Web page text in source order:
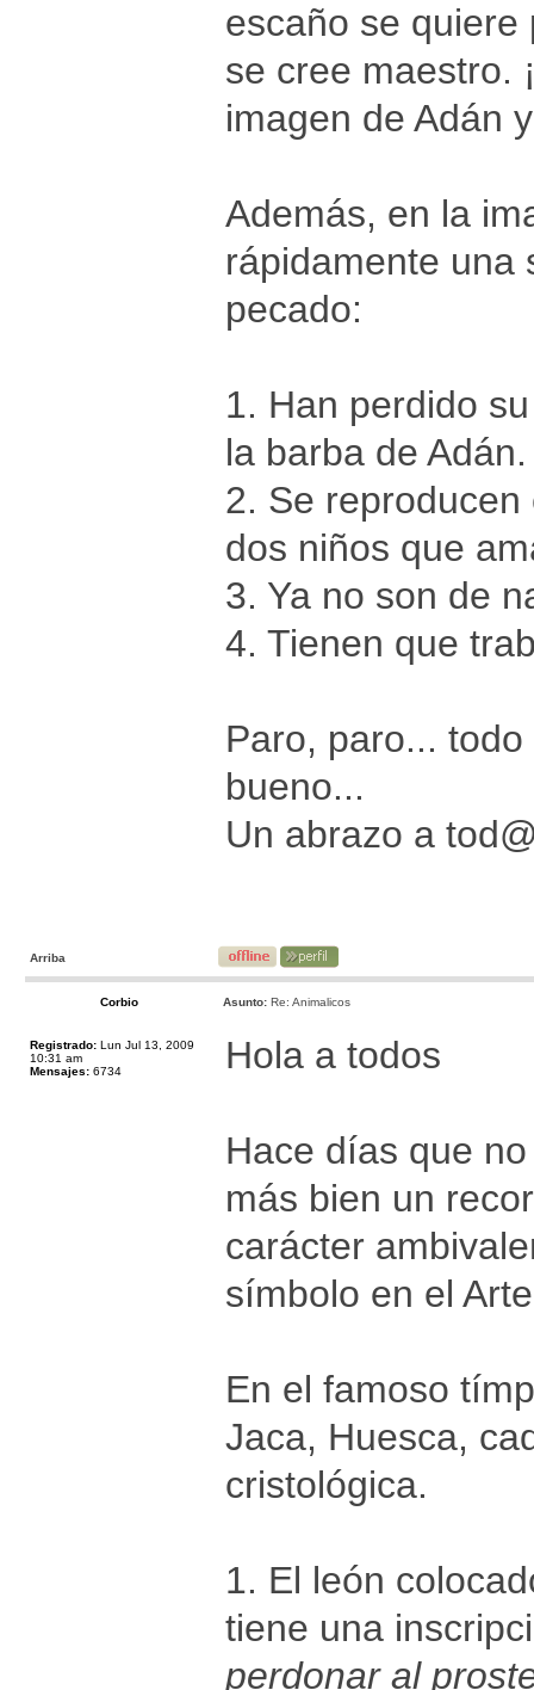
escaño se
se cree maestro.
imagen de Adán
Además, en la
rápidamente una
pecado:
1. Han perdido
la barba de
2. Se
dos niños que
3. Ya no son de
4. Tienen que
Paro, paro...
bueno...
Un abrazo a
Arriba
Corbio Asunto: Re: Animalicos
Registrado: Lun Jul 13, 2009
10:31 am
Mensajes: 6734 Hola a todos
Hace días que
más bien un
carácter
símbolo en el
En el famoso
Jaca, Huesca,
cristológica.
1. El león
tiene una
perdonar al